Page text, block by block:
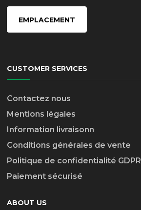
EMPLACEMENT
CUSTOMER SERVICES
Contactez nous
Mentions légales
Information livraisonn
Conditions générales de vente
Politique de confidentialité GDPR
Paiement sécurisé
ABOUT US